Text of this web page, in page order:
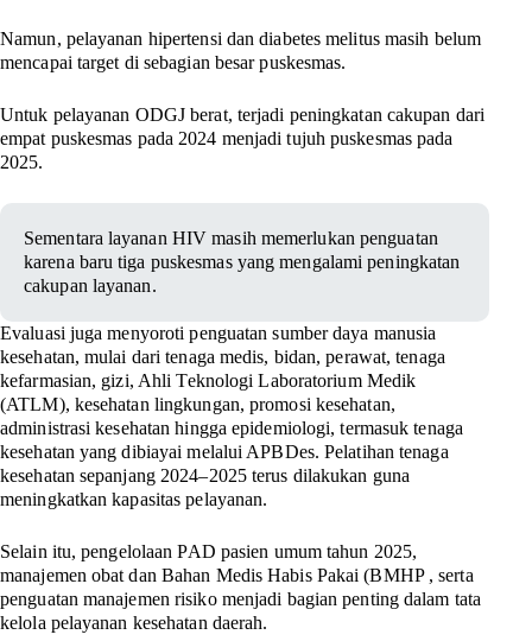
Namun, pelayanan hipertensi dan diabetes melitus masih belum
mencapai target di sebagian besar puskesmas.
Untuk pelayanan ODGJ berat, terjadi peningkatan cakupan dari
empat puskesmas pada 2024 menjadi tujuh puskesmas pada
2025.
Sementara layanan HIV masih memerlukan penguatan
karena baru tiga puskesmas yang mengalami peningkatan
cakupan layanan.
Evaluasi juga menyoroti penguatan sumber daya manusia
kesehatan, mulai dari tenaga medis, bidan, perawat, tenaga
kefarmasian, gizi, Ahli Teknologi Laboratorium Medik
(ATLM), kesehatan lingkungan, promosi kesehatan,
administrasi kesehatan hingga epidemiologi, termasuk tenaga
kesehatan yang dibiayai melalui APBDes. Pelatihan tenaga
kesehatan sepanjang 2024–2025 terus dilakukan guna
meningkatkan kapasitas pelayanan.
Selain itu, pengelolaan PAD pasien umum tahun 2025,
manajemen obat dan Bahan Medis Habis Pakai (BMHP , serta
penguatan manajemen risiko menjadi bagian penting dalam tata
kelola pelayanan kesehatan daerah.